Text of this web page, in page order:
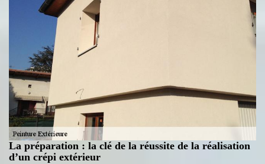
La préparation : la clé de la réussite de la réalisation
d’un crépi extérieur